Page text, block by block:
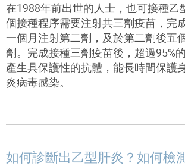
在1988年前出世的人士，也可接種乙
個接種程序需要注射共三劑疫苗，完
一個月注射第二劑，及於第二劑後五
劑。完成接種三劑疫苗後，超過95%
產生具保護性的抗體，能長時間保護
炎病毒感染。
如何診斷出乙型肝炎？如何檢